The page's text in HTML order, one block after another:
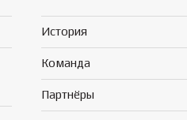
История
Команда
Партнёры